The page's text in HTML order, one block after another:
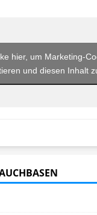
hier, um Marketing-
und diesen Inhalt